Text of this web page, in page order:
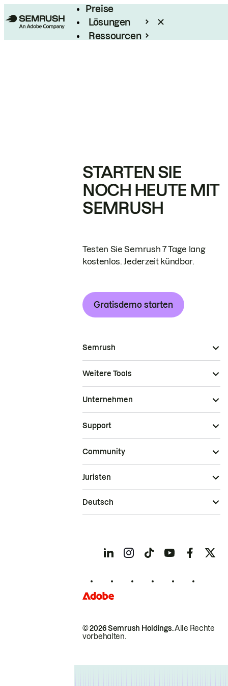
Preise
Lösungen
Ressourcen
STARTEN SIE
NOCH HEUTE MIT
SEMRUSH
Testen Sie Semrush 7 Tage lang
kostenlos. Jederzeit kündbar.
Gratisdemo starten
Semrush
Weitere Tools
Unternehmen
Support
Community
© 2026 Semrush Holdings.Alle Rechte
vorbehalten.
Juristen
Deutsch